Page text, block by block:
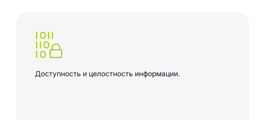
Доступность и целостность информации.